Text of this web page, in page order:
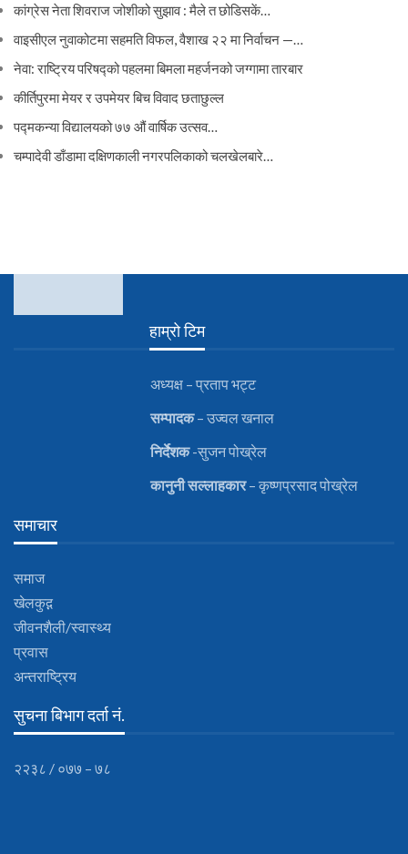
कांग्रेस नेता शिवराज जोशीको सुझाव : मैले त छोडिसकें…
वाइसीएल नुवाकोटमा सहमति विफल, वैशाख २२ मा निर्वाचन —…
नेवा: राष्ट्रिय परिषद्को पहलमा बिमला महर्जनको जग्गामा तारबार
कीर्तिपुरमा मेयर र उपमेयर बिच विवाद छताछुल्ल
पद्मकन्या विद्यालयको ७७ औं ‌‌वार्षिक ‌उत्सव…
चम्पादेवी डाँडामा दक्षिणकाली नगरपलिकाको चलखेलबारे…
हाम्रो टिम
अध्यक्ष – प्रताप भट्ट
सम्पादक– उज्वल खनाल
निर्देशक-सुजन पोख्रेल
कानुनीसल्लाहकार– कृष्णप्रसाद पोख्रेल
समाचार
समाज
खेलकुद़़
जीवनशैली/स्वास्थ्य
प्रवास
अन्तराष्ट्रिय
सुचना बिभाग दर्ता नं.
२२३८ / ०७७ – ७८